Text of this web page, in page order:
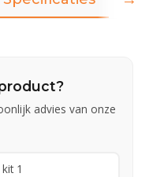
advies van onze
1